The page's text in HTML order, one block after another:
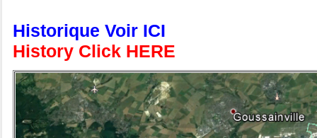
Historique Voir ICI
History Click HERE